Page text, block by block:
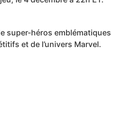
super-héros
et de l’univers Marvel.